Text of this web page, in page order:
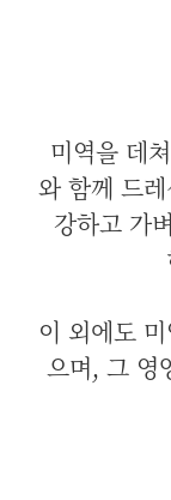
미역을 데
와 함께 드
강하고 가
이 외에도
으며, 그 영